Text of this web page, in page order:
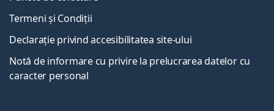
Termeni și Condiții
Declarație privind accesibilitatea site-ului
Notă de informare cu privire la prelucrarea datelor cu
caracter personal